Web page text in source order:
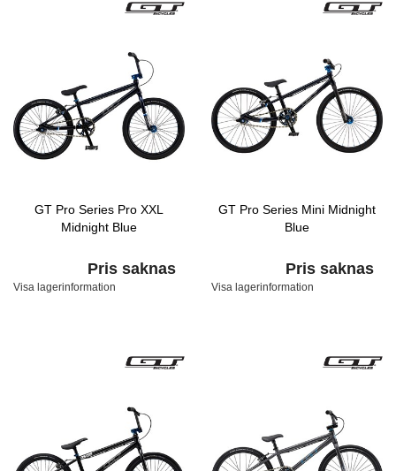
GT Pro Series Pro XXL
Midnight Blue
Pris saknas
Visa lagerinformation
GT Pro Series Mini Midnight
Blue
Pris saknas
Visa lagerinformation